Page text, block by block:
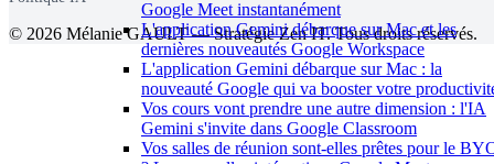
Google Meet instantanément
L'application Gemini débarque sur Mac et les
dernières nouveautés Google Workspace
L'application Gemini débarque sur Mac : la
nouveauté Google qui va booster votre
Vos cours vont prendre une autre dimension : l'IA
Gemini s'invite dans Google Classroom
Vos salles de réunion sont-elles prêtes pour le
© 2026 Mélanie GAULT — Stratégie Zen IT. Tous droits réservés.